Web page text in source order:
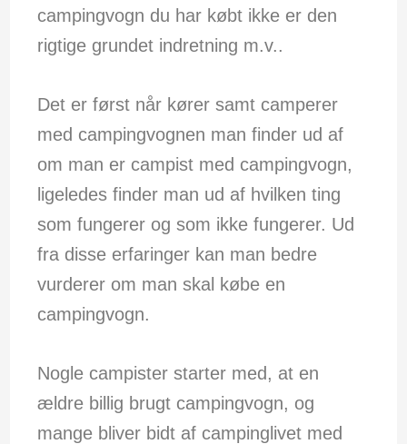
campingvogn du har købt ikke er den
rigtige grundet indretning m.v..
Det er først når kører samt camperer
med campingvognen man finder ud af
om man er campist med campingvogn,
ligeledes finder man ud af hvilken ting
som fungerer og som ikke fungerer. Ud
fra disse erfaringer kan man bedre
vurderer om man skal købe en
campingvogn.
Nogle campister starter med, at en
ældre billig brugt campingvogn, og
mange bliver bidt af campinglivet med